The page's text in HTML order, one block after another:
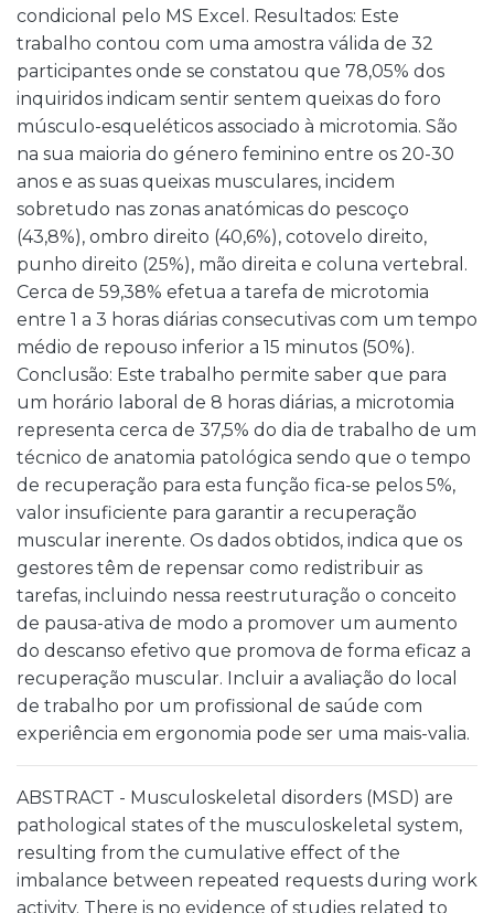
condicional pelo MS Excel. Resultados: Este
trabalho contou com uma amostra válida de 32
participantes onde se constatou que 78,05% dos
inquiridos indicam sentir sentem queixas do foro
músculo-esqueléticos associado à microtomia. São
na sua maioria do género feminino entre os 20-30
anos e as suas queixas musculares, incidem
sobretudo nas zonas anatómicas do pescoço
(43,8%), ombro direito (40,6%), cotovelo direito,
punho direito (25%), mão direita e coluna vertebral.
Cerca de 59,38% efetua a tarefa de microtomia
entre 1 a 3 horas diárias consecutivas com um tempo
médio de repouso inferior a 15 minutos (50%).
Conclusão: Este trabalho permite saber que para
um horário laboral de 8 horas diárias, a microtomia
representa cerca de 37,5% do dia de trabalho de um
técnico de anatomia patológica sendo que o tempo
de recuperação para esta função fica-se pelos 5%,
valor insuficiente para garantir a recuperação
muscular inerente. Os dados obtidos, indica que os
gestores têm de repensar como redistribuir as
tarefas, incluindo nessa reestruturação o conceito
de pausa-ativa de modo a promover um aumento
do descanso efetivo que promova de forma eficaz a
recuperação muscular. Incluir a avaliação do local
de trabalho por um profissional de saúde com
experiência em ergonomia pode ser uma mais-valia.
ABSTRACT - Musculoskeletal disorders (MSD) are
pathological states of the musculoskeletal system,
resulting from the cumulative effect of the
imbalance between repeated requests during work
activity. There is no evidence of studies related to